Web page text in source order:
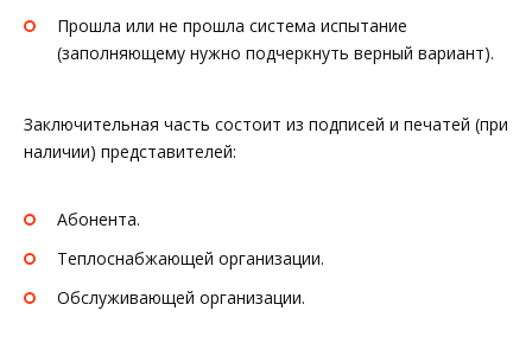
Прошла или не прошла система испытание
(заполняющему нужно подчеркнуть верный вариант).
Заключительная часть состоит из подписей и печатей (при
наличии) представителей:
Абонента.
Теплоснабжающей организации.
Обслуживающей организации.